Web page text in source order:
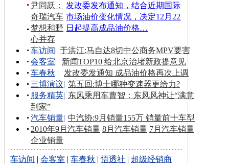
发改委发布通知，结合近期国际
市场油价变化情况，决定12月22
日起提高成品油价格…
尹同跃：
奇瑞汽车
梦想和野
心并存
车访间| 于洪江:马自达8切中公商务MPV要害
会客室|
新闻TOP10 给北京治堵新政提意见
车春秋 |
发改委发通知 成品油价格再次上调
三博演议| 第五回:博士哪种变速器更给力?
服务精英| 东风乘用车曹智：东风风神让“满意
到家”
汽车销量| 中汽协:9月销量155万 销量前十车型
2010年9月汽车销量 8月汽车销量 7月汽车销量
企业销量
车访间 |会客室 |车春秋 |悟透社 | 超级经销商